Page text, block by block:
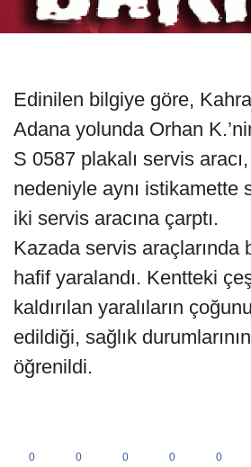
Edinilen bilgiye göre,
Adana yolunda Orhan
S 0587 plakalı servis aracı,
nedeniyle aynı istikamette
iki servis aracına çarptı.
Kazada servis araçlarında
hafif yaralandı. Kentteki
kaldırılan yaralıların
edildiği, sağlık
öğrenildi.